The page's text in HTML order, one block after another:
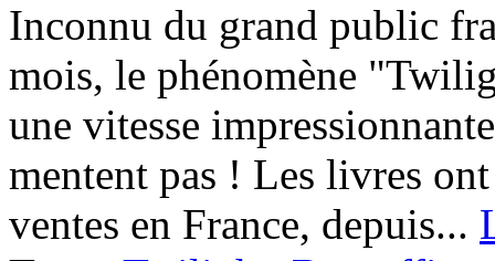
Inconnu du grand public
mois, le phénomène
une vitesse
mentent pas ! Les livres
ventes en France, depuis...